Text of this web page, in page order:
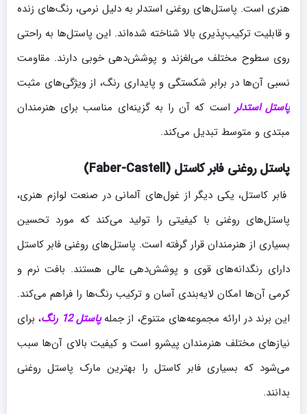
هنری است. پاستل‌های روغنی استدلر به دلیل نرمی، رنگ‌های زنده
و قابلیت ترکیب‌پذیری بالا شناخته شده‌اند. این پاستل‌ها به راحتی
روی سطوح مختلف می‌لغزند و پوشش‌دهی خوبی دارند. مقاومت
نسبی آن‌ها در برابر شکستگی و پایداری رنگ، از ویژگی‌های مثبت
پاستل استدلراست که آن را به گزینه‌ای مناسب برای هنرمندان
مبتدی و متوسط تبدیل می‌کند.
پاستل روغنی فابر کاستل (Faber-Castell)
فابر کاستل، یکی دیگر از غول‌های آلمانی در صنعت لوازم هنری،
پاستل‌های روغنی با کیفیتی را تولید می‌کند که مورد تحسین
بسیاری از هنرمندان قرار گرفته است. پاستل‌های روغنی فابر کاستل
دارای رنگدانه‌های قوی و پوشش‌دهی عالی هستند. بافت نرم و
کرمی آن‌ها امکان لایه‌بندی آسان و ترکیب رنگ‌ها را فراهم می‌کند.
این برند در ارائه مجموعه‌های متنوع، از جملهپاستل 12 رنگ
، برای
نیازهای مختلف هنرمندان پیشرو است و کیفیت بالای آن‌ها سبب
می‌شود که بسیاری فابر کاستل را بهترین مارک پاستل روغنی
بدانند.